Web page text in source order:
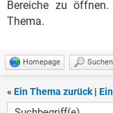
Bereiche zu
Thema.
Homepage Suchen
« Ein Thema zurück |